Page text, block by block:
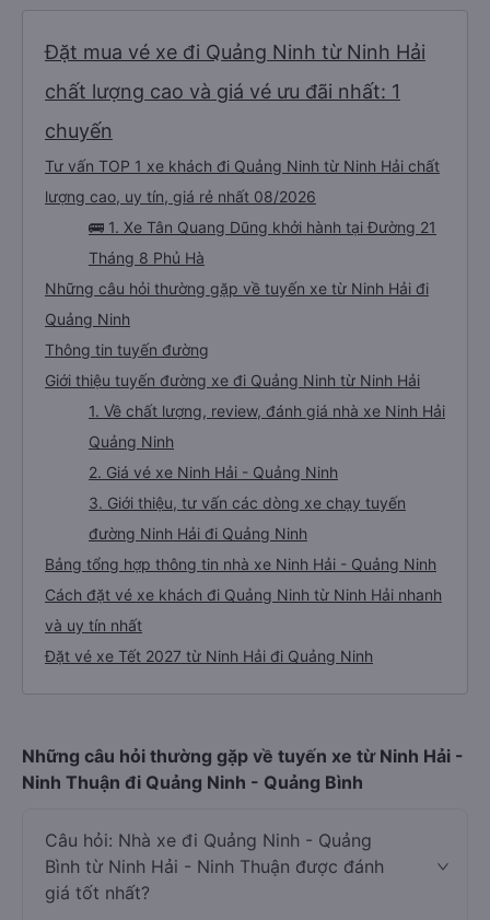
Đặt mua vé xe đi Quảng Ninh từ Ninh Hải
chất lượng cao và giá vé ưu đãi nhất: 1
chuyến
Tư vấn TOP 1 xe khách đi Quảng Ninh từ Ninh Hải chất
lượng cao, uy tín, giá rẻ nhất 08/2026
🚌 1. Xe Tân Quang Dũng khởi hành tại Đường 21
Tháng 8 Phủ Hà
Những câu hỏi thường gặp về tuyến xe từ Ninh Hải đi
Quảng Ninh
Thông tin tuyến đường
Giới thiệu tuyến đường xe đi Quảng Ninh từ Ninh Hải
1. Về chất lượng, review, đánh giá nhà xe Ninh Hải
Quảng Ninh
2. Giá vé xe Ninh Hải - Quảng Ninh
3. Giới thiệu, tư vấn các dòng xe chạy tuyến
đường Ninh Hải đi Quảng Ninh
Bảng tổng hợp thông tin nhà xe Ninh Hải - Quảng Ninh
Cách đặt vé xe khách đi Quảng Ninh từ Ninh Hải nhanh
và uy tín nhất
Đặt vé xe Tết 2027 từ Ninh Hải đi Quảng Ninh
Những câu hỏi thường gặp về tuyến xe từ Ninh Hải -
Ninh Thuận đi Quảng Ninh - Quảng Bình
Câu hỏi: Nhà xe đi Quảng Ninh - Quảng
Bình từ Ninh Hải - Ninh Thuận được đánh
giá tốt nhất?